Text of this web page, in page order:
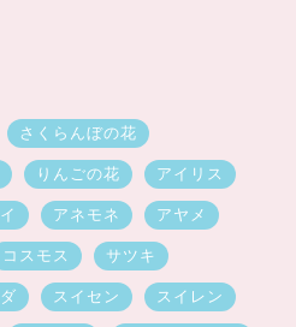
さくらんぼの花
りんごの花 アイリス
アネモネ アヤメ
コスモス サツキ
スイセン スイレン